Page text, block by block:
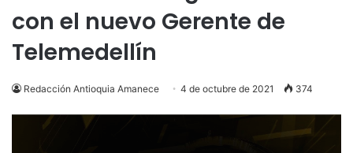
con el nuevo Gerente de
Telemedellín
Redacción Antioquia Amanece 4 de octubre de 2021 374